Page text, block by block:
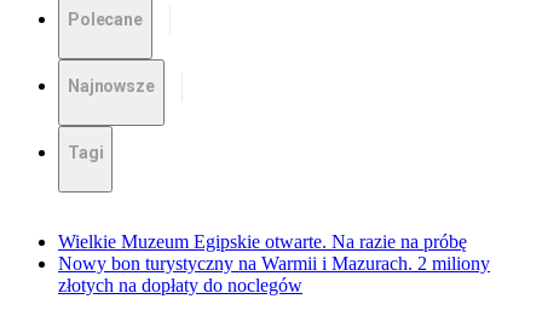
Polecane
Najnowsze
Tagi
Wielkie Muzeum Egipskie otwarte. Na razie na próbę
Nowy bon turystyczny na Warmii i Mazurach. 2 miliony
złotych na dopłaty do noclegów